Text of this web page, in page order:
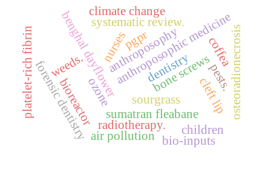
benghal dayflower sourgrass
sumatran fleabane
weeds. anthroposophy
anthroposophic medicine
dentistry
forensic dentistry
systematic review.
bone screws
cleft liposteoradionecrosis
ozone
platelet-rich fibrin
radiotherapy.
coffea
pests.
nurses
air pollution
climate change
children
bio-inputs
bioreactor
pgpr